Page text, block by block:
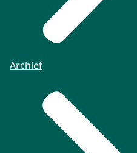
Archief